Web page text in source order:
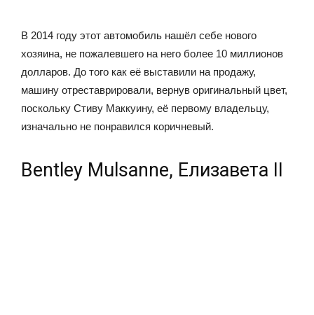
В 2014 году этот автомобиль нашёл себе нового
хозяина, не пожалевшего на него более 10 миллионов
долларов. До того как её выставили на продажу,
машину отреставрировали, вернув оригинальный цвет,
поскольку Стиву Маккуину, её первому владельцу,
изначально не понравился коричневый.
Bentley Mulsanne, Елизавета II